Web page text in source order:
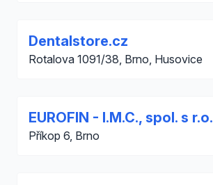
Dentalstore.cz
Rotalova 1091/38, Brno, Husovice
EUROFIN - I.M.C., spol. s r.o.
Příkop 6, Brno